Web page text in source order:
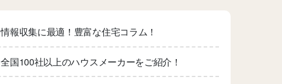
情報収集に最適！豊富な住宅コラム！
全国100社以上のハウスメーカーをご紹介！